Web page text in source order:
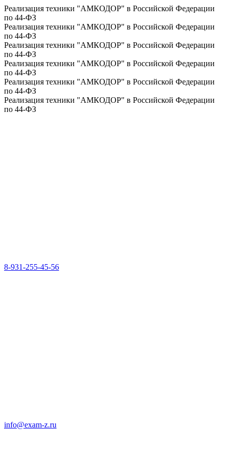
Реализация техники "АМКОДОР" в Российской Федерации
по 44-ФЗ
Реализация техники "АМКОДОР" в Российской Федерации
по 44-ФЗ
Реализация техники "АМКОДОР" в Российской Федерации
по 44-ФЗ
Реализация техники "АМКОДОР" в Российской Федерации
по 44-ФЗ
Реализация техники "АМКОДОР" в Российской Федерации
по 44-ФЗ
Реализация техники "АМКОДОР" в Российской Федерации
по 44-ФЗ
8-931-255-45-56
info@exam-z.ru